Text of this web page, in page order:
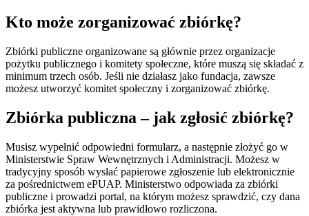
Kto może zorganizować zbiórkę?
Zbiórki publiczne organizowane są głównie przez organizacje
pożytku publicznego i komitety społeczne, które muszą się składać z
minimum trzech osób. Jeśli nie działasz jako fundacja, zawsze
możesz utworzyć komitet społeczny i zorganizować zbiórkę.
Zbiórka publiczna – jak zgłosić zbiórkę?
Musisz wypełnić odpowiedni formularz, a następnie złożyć go w
Ministerstwie Spraw Wewnętrznych i Administracji. Możesz w
tradycyjny sposób wysłać papierowe zgłoszenie lub elektronicznie
za pośrednictwem ePUAP. Ministerstwo odpowiada za zbiórki
publiczne i prowadzi portal, na którym możesz sprawdzić, czy dana
zbiórka jest aktywna lub prawidłowo rozliczona.